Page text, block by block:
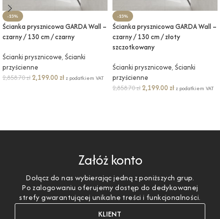
-23%
Ścianka prysznicowa GARDA Wall –
czarny / 130 cm / czarny
Ścianki prysznicowe, Ścianki
przyścienne
2,858.70zł 2,199.00 złz podatkiem VAT
-23%
Ścianka prysznicowa GARDA Wall –
czarny / 130 cm / złoty
szczotkowany
Ścianki prysznicowe, Ścianki
przyścienne
2,858.70zł 2,199.00 złz podatkiem VAT
Załóż konto
Dołącz do nas wybierając jedną z poniższych grup.
Po zalogowaniu oferujemy dostęp do dedykowanej
strefy gwarantującej unikalne treści i funkcjonalności.
KLIENT